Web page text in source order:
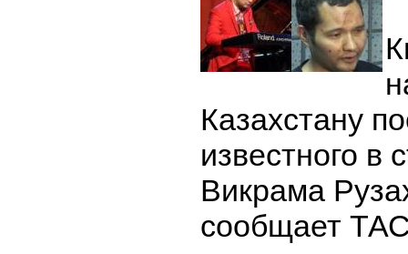
Казахстану
известного в
Викрама
сообщает